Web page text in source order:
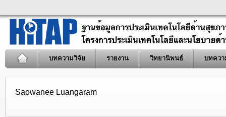
บทความวิจัย รายงาน วิทยานิพนธ์ บทควา
Saowanee Luangaram